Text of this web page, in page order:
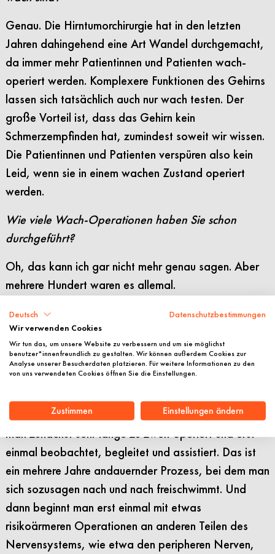
Genau. Die Hirntumorchirurgie hat in den letzten
Jahren dahingehend eine Art Wandel durchgemacht,
da immer mehr Patientinnen und Patienten wach-
operiert werden. Komplexere Funktionen des Gehirns
lassen sich tatsächlich auch nur wach testen. Der
große Vorteil ist, dass das Gehirn kein
Schmerzempfinden hat, zumindest soweit wir wissen.
Die Patientinnen und Patienten verspüren also kein
Leid, wenn sie in einem wachen Zustand operiert
werden.
Wie viele Wach-Operationen haben Sie schon
durchgeführt?
Oh, das kann ich gar nicht mehr genau sagen. Aber
mehrere Hundert waren es allemal.
Können Sie sich noch an den Moment erinnern, als
Sie das erste Mal alleine operieren durften?
Das ist tatsächlich ein fließender Übergang. Alleine
operieren darf man erst relativ spät in der
keine Fehler passieren dürfen. Das bedeutet, dass
man zunächst sehr lange zu zweit operiert und erst
einmal beobachtet, begleitet und assistiert. Das ist
ein mehrere Jahre andauernder Prozess, bei dem man
sich sozusagen nach und nach freischwimmt. Und
dann beginnt man erst einmal mit etwas
risikoärmeren Operationen an anderen Teilen des
Nervensystems, wie etwa den peripheren Nerven,
Deutsch Datenschutzbestimmungen
Wir verwenden Cookies
Wir tun das, um unsere Website zu verbessern und um sie möglichst
benutzer*innenfreundlich zu gestalten. Wir können außerdem Cookies zur
Analyse unserer Besucherdaten platzieren. Für weitere Informationen zu den
von uns verwendeten Cookies öffnen Sie die Einstellungen.
Zustimmen Einstellungen ändern